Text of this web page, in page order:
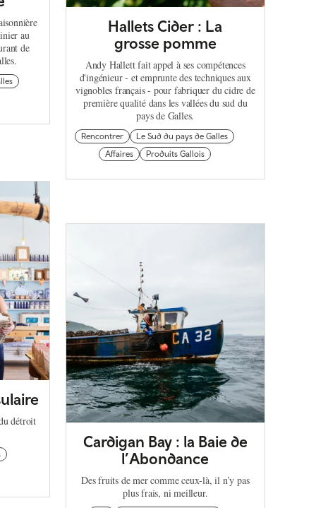
au
de
Hallets Cider : La
grosse pomme
Andy Hallett fait appel à ses compétences
d'ingénieur - et emprunte des techniques aux
vignobles français - pour fabriquer du cidre de
première qualité dans les vallées du sud du
pays de Galles.
Rencontrer
Le Sud du pays de Galles
Affaires
Produits Gallois
détroit
Cardigan Bay : la Baie de
l’Abondance
Des fruits de mer comme ceux-là, il n’y pas
plus frais, ni meilleur.